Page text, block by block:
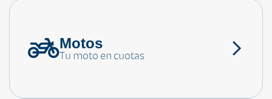
¿Necesitas ayuda?
Motos
Tu moto en cuotas